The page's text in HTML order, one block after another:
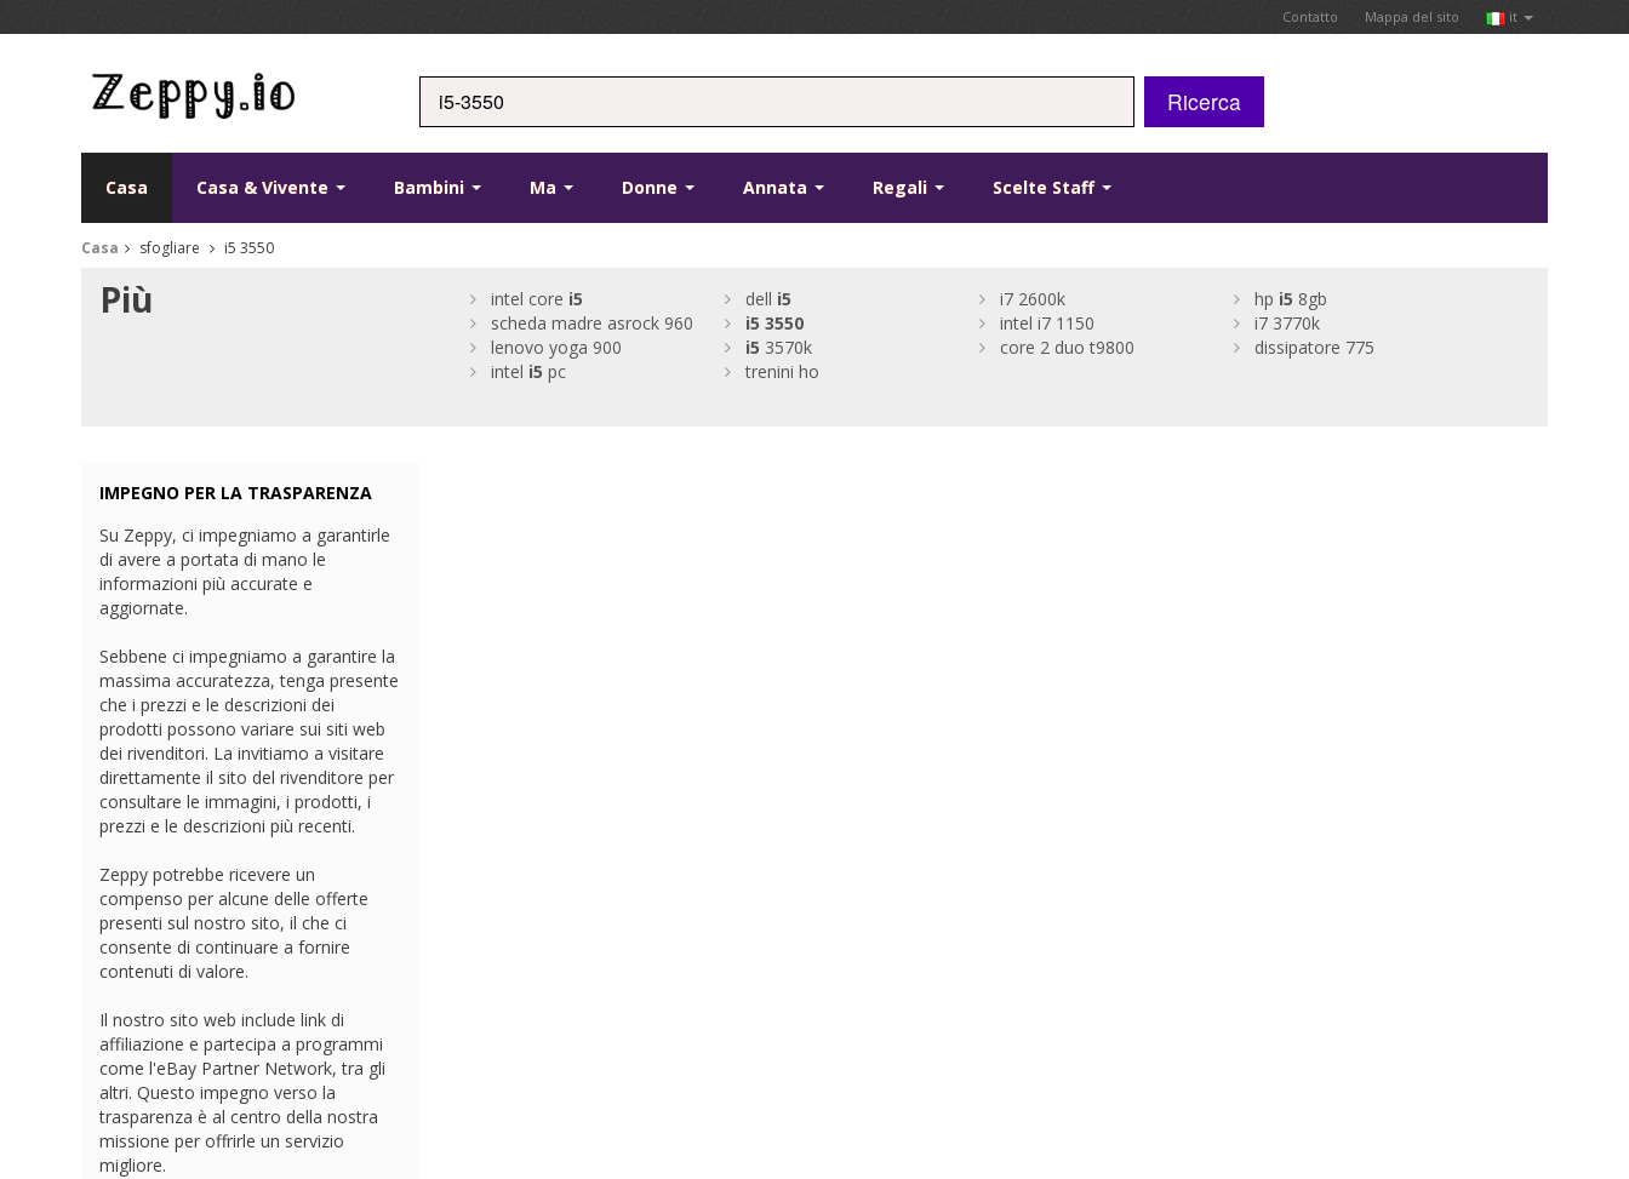
Contatto Mappa del sito it
Ricerca
Casa Casa & Vivente Bambini Ma Donne Annata Regali Scelte Staff
Casa sfogliare i5 3550
Più intel core i5 dell i5 i7 2600k hp i5 8gb
scheda madre asrock 960
i5 3550 intel i7 1150
i7 3770k
lenovo yoga 900
i5 3570k core 2 duo t9800
dissipatore 775
intel i5 pc trenini ho
IMPEGNO PER LA TRASPARENZA
Su Zeppy, ci impegniamo a garantirle
di avere a portata di mano le
informazioni più accurate e
aggiornate.
Sebbene ci impegniamo a garantire la
massima accuratezza, tenga presente
che i prezzi e le descrizioni dei
prodotti possono variare sui siti web
dei rivenditori. La invitiamo a visitare
direttamente il sito del rivenditore per
consultare le immagini, i prodotti, i
prezzi e le descrizioni più recenti.
Zeppy potrebbe ricevere un
compenso per alcune delle offerte
presenti sul nostro sito, il che ci
consente di continuare a fornire
contenuti di valore.
Il nostro sito web include link di
affiliazione e partecipa a programmi
come l'eBay Partner Network, tra gli
altri. Questo impegno verso la
trasparenza è al centro della nostra
missione per offrirle un servizio
migliore.